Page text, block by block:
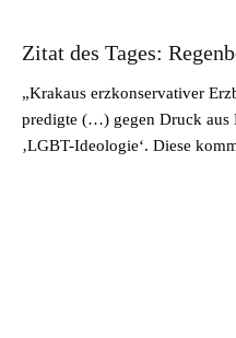
Zitat des Tages:
„Krakaus erzkonservativer
predigte (…) gegen Druck aus
‚LGBT-Ideologie‘. Diese